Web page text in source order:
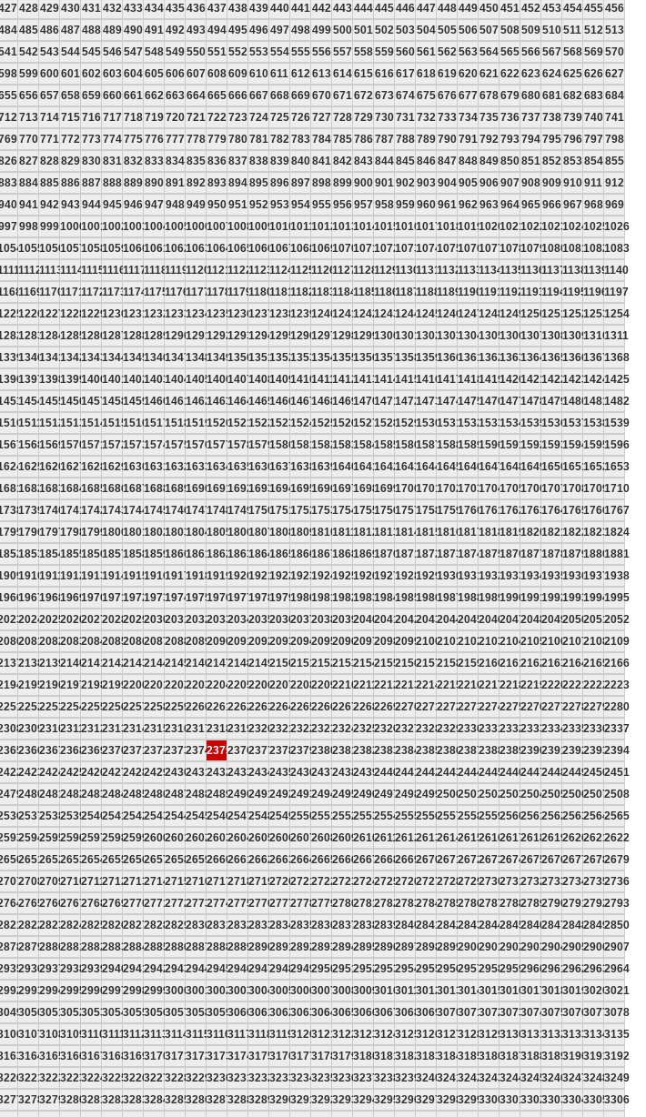
428429430431 432 433434435436437438439440441 442 443444445446447448449450451 452 453454455456
485486487488489490491 492 493494495496497498499500501 502 503504505506507508509510511 512 513
542 543544545546547548549550551 552 553554555556557558559560561 562 563564565566567568569570
599600601 602 603604605606607608609610611 612 613614615616617618619620621 622 623624625626627
656657658659660661 662 663664665666667668669670671 672 673674675676677678679680681 682 683684
713714715716717718719720721 722 723724725726727728729730731 732 733734735736737738739740741
770771 772 773774775776777778779780781 782 783784785786787788789790791 792 793794795796797798
827828829830831 832 833834835836837838839840841 842 843844845846847848849850851 852 853854855
884885886887888889890891 892 893894895896897898899900901 902 903904905906907908909910911 912
941 942 943944945946947948949950951 952 953954955956957958959960961 962 963964965966967968969
998999100010011002100310041005100610071008100910101011101210131014101510161017101810191020102110221023102410251026
10551056105710581059106010611062106310641065106610671068106910701071107210731074107510761077107810791080108110821083
11121113111411151116111711181119112011211122112311241125112611271128112911301131113211331134113511361137113811391140
11691170117111721173117411751176117711781179118011811182118311841185118611871188118911901191119211931194119511961197
12261227122812291230123112321233123412351236123712381239124012411242124312441245124612471248124912501251125212531254
12831284128512861287128812891290129112921293129412951296129712981299130013011302130313041305130613071308130913101311
13401341134213431344134513461347134813491350135113521353135413551356135713581359136013611362136313641365136613671368
13971398139914001401140214031404140514061407140814091410141114121413141414151416141714181419142014211422142314241425
14541455145614571458145914601461146214631464146514661467146814691470147114721473147414751476147714781479148014811482
15111512151315141515151615171518151915201521152215231524152515261527152815291530153115321533153415351536153715381539
15681569157015711572157315741575157615771578157915801581158215831584158515861587158815891590159115921593159415951596
16251626162716281629163016311632163316341635163616371638163916401641164216431644164516461647164816491650165116521653
16821683168416851686168716881689169016911692169316941695169616971698169917001701170217031704170517061707170817091710
17391740174117421743174417451746174717481749175017511752175317541755175617571758175917601761176217631764176517661767
17961797179817991800180118021803180418051806180718081809181018111812181318141815181618171818181918201821182218231824
18531854185518561857185818591860186118621863186418651866186718681869187018711872187318741875187618771878187918801881
19101911191219131914191519161917191819191920192119221923192419251926192719281929193019311932193319341935193619371938
19671968196919701971197219731974197519761977197819791980198119821983198419851986198719881989199019911992199319941995
20242025202620272028202920302031203220332034203520362037203820392040204120422043204420452046204720482049205020512052
20812082208320842085208620872088208920902091209220932094209520962097209820992100210121022103210421052106210721082109
21382139214021412142214321442145214621472148214921502151215221532154215521562157215821592160216121622163216421652166
21952196219721982199220022012202220322042205220622072208220922102211221222132214221522162217221822192220222122222223
22522253225422552256225722582259226022612262226322642265226622672268226922702271227222732274227522762277227822792280
23092310231123122313231423152316231723182319232023212322232323242325232623272328232923302331233223332334233523362337
23662367236823692370237123722373237423752376237723782379238023812382238323842385238623872388238923902391239223932394
24232424242524262427242824292430243124322433243424352436243724382439244024412442244324442445244624472448244924502451
24802481248224832484248524862487248824892490249124922493249424952496249724982499250025012502250325042505250625072508
25372538253925402541254225432544254525462547254825492550255125522553255425552556255725582559256025612562256325642565
25942595259625972598259926002601260226032604260526062607260826092610261126122613261426152616261726182619262026212622
26512652265326542655265626572658265926602661266226632664266526662667266826692670267126722673267426752676267726782679
27082709271027112712271327142715271627172718271927202721272227232724272527262727272827292730273127322733273427352736
27652766276727682769277027712772277327742775277627772778277927802781278227832784278527862787278827892790279127922793
28222823282428252826282728282829283028312832283328342835283628372838283928402841284228432844284528462847284828492850
28792880288128822883288428852886288728882889289028912892289328942895289628972898289929002901290229032904290529062907
29362937293829392940294129422943294429452946294729482949295029512952295329542955295629572958295929602961296229632964
29932994299529962997299829993000300130023003300430053006300730083009301030113012301330143015301630173018301930203021
30503051305230533054305530563057305830593060306130623063306430653066306730683069307030713072307330743075307630773078
31073108310931103111311231133114311531163117311831193120312131223123312431253126312731283129313031313132313331343135
31643165316631673168316931703171317231733174317531763177317831793180318131823183318431853186318731883189319031913192
32213222322332243225322632273228322932303231323232333234323532363237323832393240324132423243324432453246324732483249
32783279328032813282328332843285328632873288328932903291329232933294329532963297329832993300330133023303330433053306